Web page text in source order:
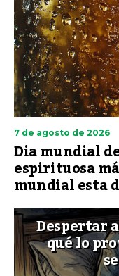
7 de agosto de 2026
Dia mundial
espirituosa
mundial esta
Despertar
qué lo